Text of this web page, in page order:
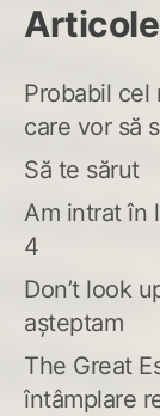
Probabil cel
care vor să
Să te sărut
Am intrat în
4
Don’t look
așteptam
The Great
întâmplare